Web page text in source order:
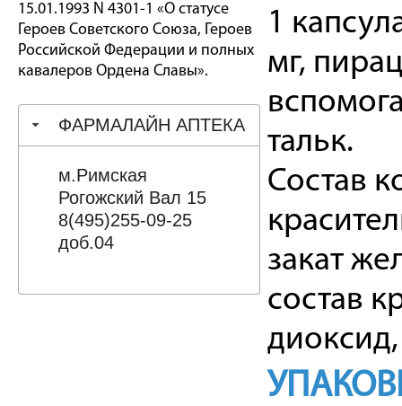
15.01.1993 N 4301-1 «О статусе
Героев Советского Союза, Героев
Российской Федерации и полных
кавалеров Ордена Славы».
ФАРМАЛАЙН АПТЕКА
м.Римская
Рогожский Вал 15
8(495)255-09-25
доб.04
1
мг,
тальк.
Состав
закат
состав